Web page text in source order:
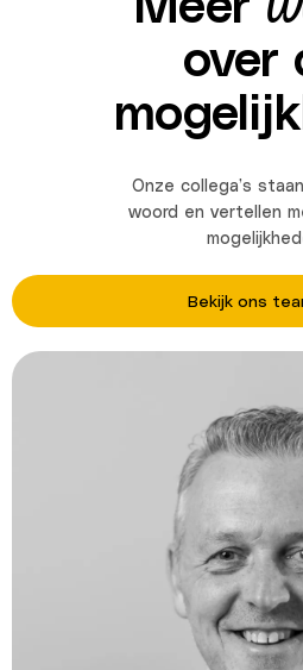
over
Onze collega’s
woord en vertellen
Bekijk ons